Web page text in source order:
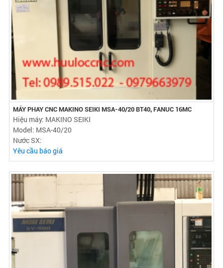
MÁY PHAY CNC MAKINO SEIKI MSA-40/20 BT40, FANUC 16MC
Hiệu máy: MAKINO SEIKI
Model: MSA-40/20
Nước SX:
Yêu cầu báo giá